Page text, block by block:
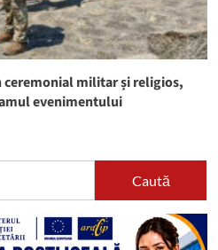
militar și religios,
evenimentului